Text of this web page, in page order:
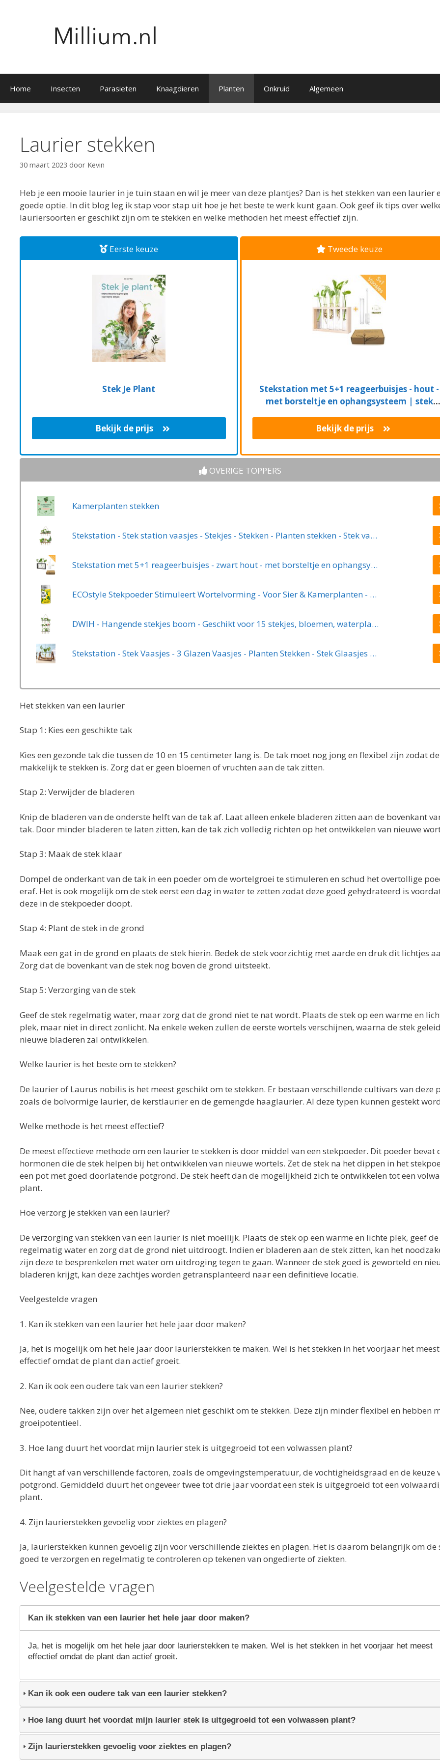
Home Insecten Parasieten Knaagdieren Planten Onkruid Algemeen
Laurier stekken
30 maart 2023 door Kevin
Heb je een mooie laurier in je tuin staan en wil je meer van deze plantjes? Dan is het stekken van een laurier
goede optie. In dit blog leg ik stap voor stap uit hoe je het beste te werk kunt gaan. Ook geef ik tips over
lauriersoorten er geschikt zijn om te stekken en welke methoden het meest effectief zijn.
Eerste keuze
Stek Je Plant
Bekijk de prijs
Tweede keuze
Stekstation met 5+1 reageerbuisjes - hout -
met borsteltje en ophangsysteem | stek
hydrocultuur - stekjes - droogbloemen
Bekijk de prijs
OVERIGE TOPPERS
Kamerplanten stekken
Stekstation - Stek station vaasjes - Stekjes - Stekken - Planten stekken - Stek vaasjes - Stek glaasjes - Steklab - Reageerbuisjes - Inclusief 10 buisjes - Ophangbaar - Hout - Glas - Bruin
Stekstation met 5+1 reageerbuisjes - zwart hout - met borsteltje en ophangsysteem | stek station - vaasjes - glaasjes - set - hydroponie - hydrocultuur - stekjes - droogbloemen
ECOstyle Stekpoeder Stimuleert Wortelvorming - Voor Sier & Kamerplanten - Helpt Stekjes Uitgroeien tot een Volwaardige Plant - 25 GR
DWIH - Hangende stekjes boom - Geschikt voor 15 stekjes, bloemen, waterplanten (Hydroponie)
Stekstation - Stek Vaasjes - 3 Glazen Vaasjes - Planten Stekken - Stek Glaasjes - Hydrocultuur
Het stekken van een laurier
Stap 1: Kies een geschikte tak
Kies een gezonde tak die tussen de 10 en 15 centimeter lang is. De tak moet nog jong en flexibel zijn zodat
makkelijk te stekken is. Zorg dat er geen bloemen of vruchten aan de tak zitten.
Stap 2: Verwijder de bladeren
Knip de bladeren van de onderste helft van de tak af. Laat alleen enkele bladeren zitten aan de bovenkant
tak. Door minder bladeren te laten zitten, kan de tak zich volledig richten op het ontwikkelen van nieuwe
Stap 3: Maak de stek klaar
Dompel de onderkant van de tak in een poeder om de wortelgroei te stimuleren en schud het overtollige
eraf. Het is ook mogelijk om de stek eerst een dag in water te zetten zodat deze goed gehydrateerd is
deze in de stekpoeder doopt.
Stap 4: Plant de stek in de grond
Maak een gat in de grond en plaats de stek hierin. Bedek de stek voorzichtig met aarde en druk dit lichtjes
Zorg dat de bovenkant van de stek nog boven de grond uitsteekt.
Stap 5: Verzorging van de stek
Geef de stek regelmatig water, maar zorg dat de grond niet te nat wordt. Plaats de stek op een warme en
plek, maar niet in direct zonlicht. Na enkele weken zullen de eerste wortels verschijnen, waarna de stek
nieuwe bladeren zal ontwikkelen.
Welke laurier is het beste om te stekken?
De laurier of Laurus nobilis is het meest geschikt om te stekken. Er bestaan verschillende cultivars van deze
zoals de bolvormige laurier, de kerstlaurier en de gemengde haaglaurier. Al deze typen kunnen gestekt
Welke methode is het meest effectief?
De meest effectieve methode om een laurier te stekken is door middel van een stekpoeder. Dit poeder bevat
hormonen die de stek helpen bij het ontwikkelen van nieuwe wortels. Zet de stek na het dippen in het
een pot met goed doorlatende potgrond. De stek heeft dan de mogelijkheid zich te ontwikkelen tot een
plant.
Hoe verzorg je stekken van een laurier?
De verzorging van stekken van een laurier is niet moeilijk. Plaats de stek op een warme en lichte plek, geef
regelmatig water en zorg dat de grond niet uitdroogt. Indien er bladeren aan de stek zitten, kan het
zijn deze te besprenkelen met water om uitdroging tegen te gaan. Wanneer de stek goed is geworteld en
bladeren krijgt, kan deze zachtjes worden getransplanteerd naar een definitieve locatie.
Veelgestelde vragen
1. Kan ik stekken van een laurier het hele jaar door maken?
Ja, het is mogelijk om het hele jaar door laurierstekken te maken. Wel is het stekken in het voorjaar het meest
effectief omdat de plant dan actief groeit.
2. Kan ik ook een oudere tak van een laurier stekken?
Nee, oudere takken zijn over het algemeen niet geschikt om te stekken. Deze zijn minder flexibel en hebben
groeipotentieel.
3. Hoe lang duurt het voordat mijn laurier stek is uitgegroeid tot een volwassen plant?
Dit hangt af van verschillende factoren, zoals de omgevingstemperatuur, de vochtigheidsgraad en de keuze
potgrond. Gemiddeld duurt het ongeveer twee tot drie jaar voordat een stek is uitgegroeid tot een
plant.
4. Zijn laurierstekken gevoelig voor ziektes en plagen?
Ja, laurierstekken kunnen gevoelig zijn voor verschillende ziektes en plagen. Het is daarom belangrijk om de
goed te verzorgen en regelmatig te controleren op tekenen van ongedierte of ziekten.
Veelgestelde vragen
Kan ik stekken van een laurier het hele jaar door maken?
Ja, het is mogelijk om het hele jaar door laurierstekken te maken. Wel is het stekken in het voorjaar het meest
effectief omdat de plant dan actief groeit.
Kan ik ook een oudere tak van een laurier stekken?
Hoe lang duurt het voordat mijn laurier stek is uitgegroeid tot een volwassen plant?
Zijn laurierstekken gevoelig voor ziektes en plagen?